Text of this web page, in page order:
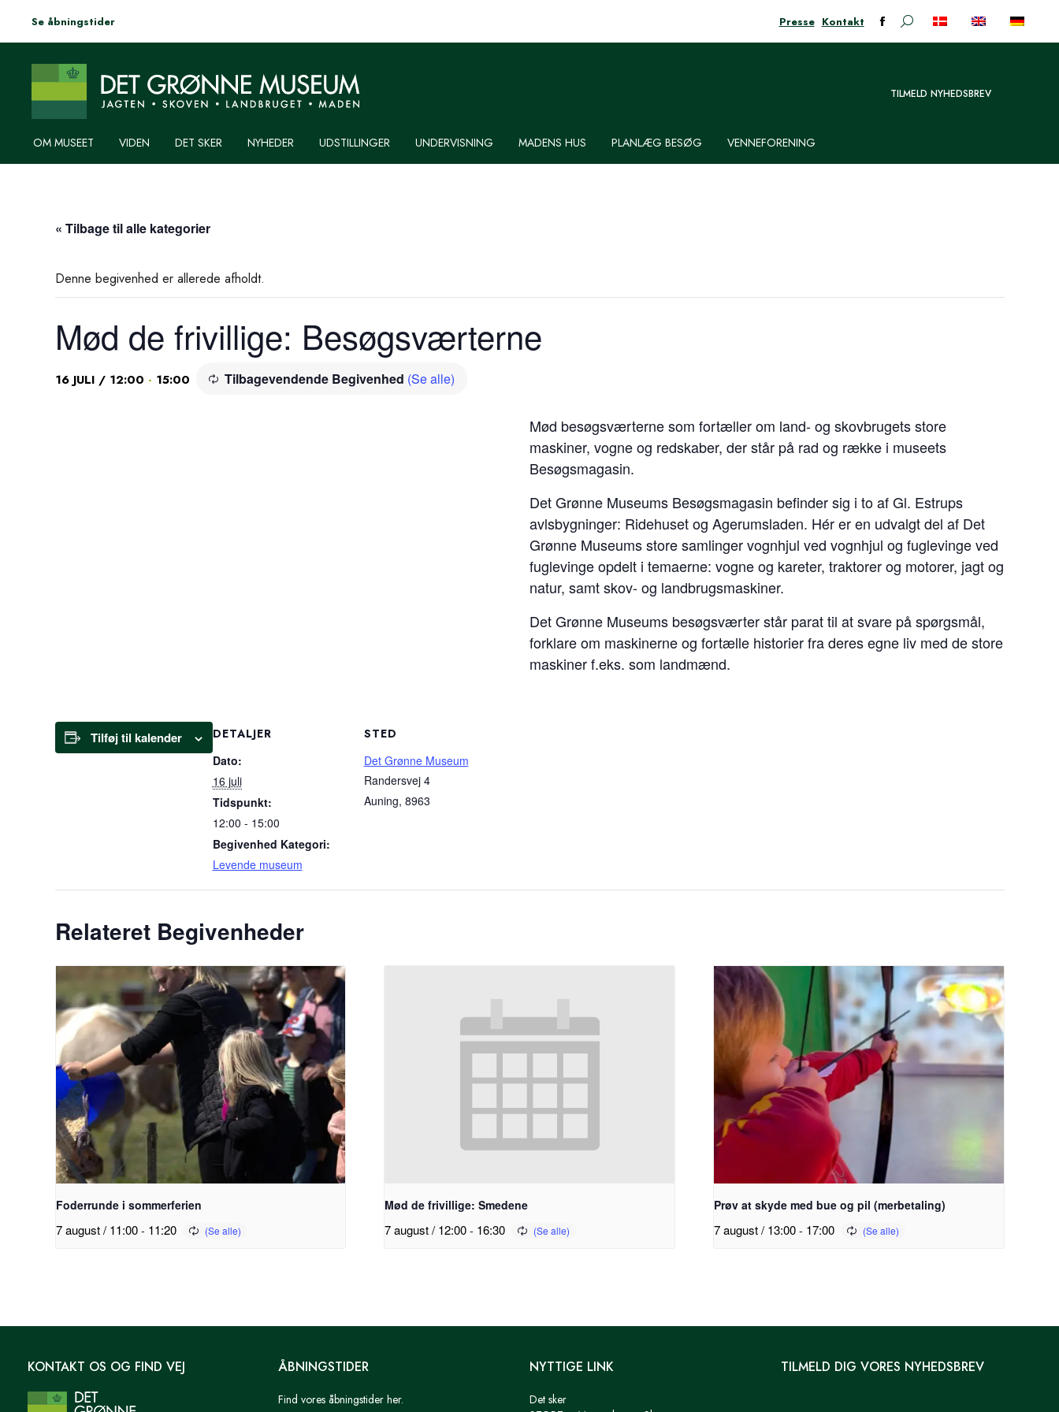
Se åbningstider Presse Kontakt
Facebook-
Søge:
TILMELD NYHEDSBREV
OM MUSEET VIDEN DET SKER NYHEDER UDSTILLINGER UNDERVISNING MADENS HUS PLANLÆG BESØG VENNEFORENING
« Tilbage til alle kategorier
Denne begivenhed er allerede afholdt.
Mød de frivillige: Besøgsværterne
16 JULI / 12:00 - 15:00 Tilbagevendende Begivenhed (Se alle)
Mød besøgsværterne som fortæller om land- og skovbrugets store
maskiner, vogne og redskaber, der står på rad og række i museets
Besøgsmagasin.
Det Grønne Museums Besøgsmagasin befinder sig i to af Gl. Estrups
avlsbygninger: Ridehuset og Agerumsladen. Hér er en udvalgt del af Det
Grønne Museums store samlinger vognhjul ved vognhjul og fuglevinge ved
fuglevinge opdelt i temaerne: vogne og kareter, traktorer og motorer, jagt og
natur, samt skov- og landbrugsmaskiner.
Det Grønne Museums besøgsværter står parat til at svare på spørgsmål,
forklare om maskinerne og fortælle historier fra deres egne liv med de store
maskiner f.eks. som landmænd.
Tilføj til kalender
DETALJER
Dato:
16 juli
Tidspunkt:
12:00 - 15:00
Begivenhed Kategori:
Levende museum
STED
Det Grønne Museum
Randersvej 4
Auning, 8963
Relateret Begivenheder
Foderrunde i sommerferien
7 august / 11:00 - 11:20
Mød de frivillige: Smedene
7 august / 12:00 - 16:30
Prøv at skyde med bue og pil (merbetaling)
7 august / 13:00- 17:00
KONTAKT OS OG FIND VEJ ÅBNINGSTIDER
Find vores åbningstider her.
NYTTIGE LINK
Det sker
TILMELD DIG VORES NYHEDSBREV